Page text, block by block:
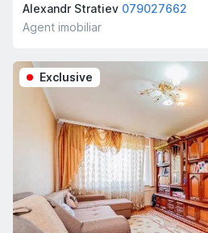
Alexandr Stratiev 079027662
Agent imobiliar
Exclusive